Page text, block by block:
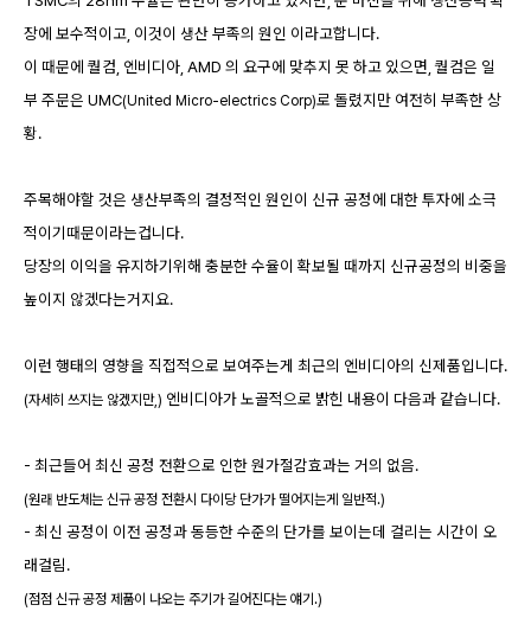
장에 보수적이고, 이것이 생산 부족의 원인 이라고합니다.
이 때문에 퀄컴, 엔비디아, AMD 의 요구에 맞추지 못 하고 있으면, 퀄컴은 일
부 주문은 UMC(United Micro-electrics Corp)로 돌렸지만 여전히 부족한 상
황.
주목해야할 것은 생산부족의 결정적인 원인이 신규 공정에 대한 투자에 소극
적이기때문이라는겁니다.
당장의 이익을 유지하기위해 충분한 수율이 확보될 때까지 신규공정의 비중을
높이지 않겠다는거지요.
이런 행태의 영향을 직접적으로 보여주는게 최근의 엔비디아의 신제품입니다.
(자세히 쓰지는 않겠지만,) 엔비디아가 노골적으로 밝힌 내용이 다음과 같습니다.
- 최근들어 최신 공정 전환으로 인한 원가절감효과는 거의 없음.
(원래 반도체는 신규 공정 전환시 다이당 단가가 떨어지는게 일반적.)
- 최신 공정이 이전 공정과 동등한 수준의 단가를 보이는데 걸리는 시간이 오
래걸림.
(점점 신규 공정 제품이 나오는 주기가 길어진다는 얘기.)